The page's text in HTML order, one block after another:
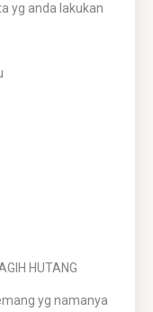
yg anda lakukan
HUTANG
yg namanya